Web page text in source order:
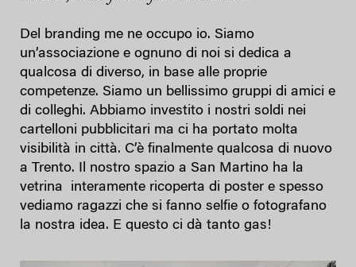
Del branding me ne occupo io. Siamo
un’associazione e ognuno di noi si dedica a
qualcosa di diverso, in base alle proprie
competenze. Siamo un bellissimo gruppi di amici e
di colleghi. Abbiamo investito i nostri soldi nei
cartelloni pubblicitari ma ci ha portato molta
visibilità in città. C’è finalmente qualcosa di nuovo
a Trento. Il nostro spazio a San Martino ha la
vetrina interamente ricoperta di poster e spesso
vediamo ragazzi che si fanno selfie o fotografano
la nostra idea. E questo ci dà tanto gas!